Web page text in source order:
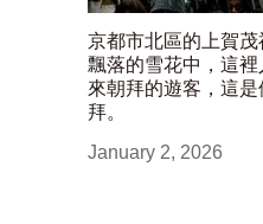
京都市北區的上賀
飄落的雪花中，這
來朝拜的遊客，這
拜。
January 2, 2026